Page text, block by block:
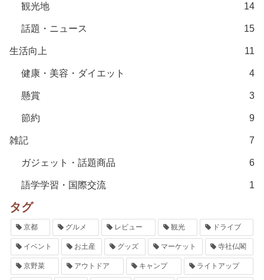
観光地 14
話題・ニュース 15
生活向上 11
健康・美容・ダイエット 4
懸賞 3
節約 9
雑記 7
ガジェット・話題商品 6
語学学習・国際交流 1
タグ
京都 グルメ レビュー 観光 ドライブ
イベント お土産 グッズ マーケット 寺社仏閣
京野菜 アウトドア キャンプ ライトアップ